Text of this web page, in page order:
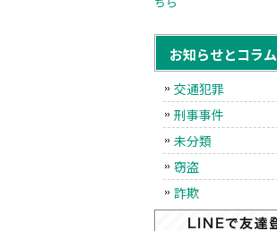
お知らせとコラム
交通犯罪
刑事事件
未分類
窃盗
詐欺